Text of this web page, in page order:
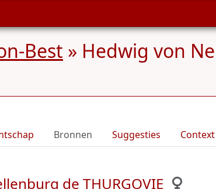
Best » Hedwig von
Bronnen Suggesties Context
de THURGOVIE